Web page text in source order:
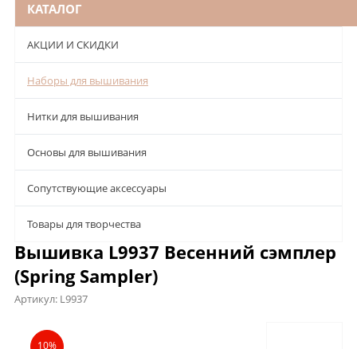
КАТАЛОГ
АКЦИИ И СКИДКИ
Наборы для вышивания
Нитки для вышивания
Основы для вышивания
Сопутствующие аксессуары
Товары для творчества
Вышивка L9937 Весенний сэмплер
(Spring Sampler)
Артикул: L9937
Описание
10%